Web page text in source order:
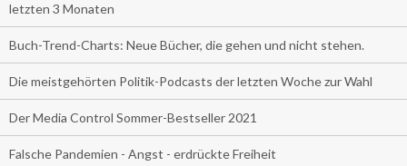
letzten 3 Monaten
Buch-Trend-Charts: Neue Bücher, die gehen und nicht stehen.
Die meistgehörten Politik-Podcasts der letzten Woche zur Wahl
Der Media Control Sommer-Bestseller 2021
Falsche Pandemien - Angst - erdrückte Freiheit